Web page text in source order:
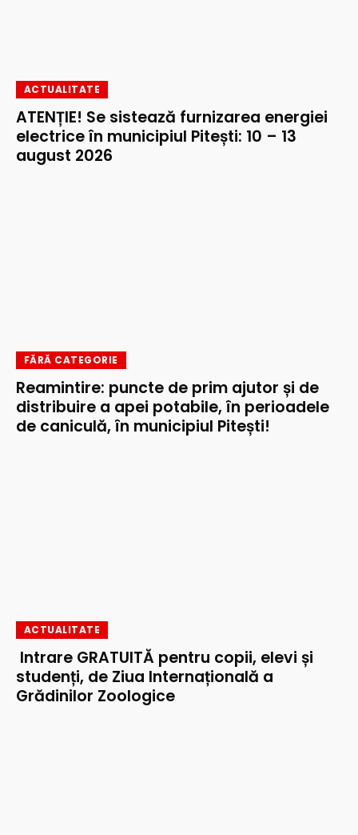
ACTUALITATE
ATENȚIE! Se sistează furnizarea energiei
electrice în municipiul Pitești: 10 – 13
august 2026
FĂRĂ CATEGORIE
Reamintire: puncte de prim ajutor și de
distribuire a apei potabile, în perioadele
de caniculă, în municipiul Pitești!
ACTUALITATE
Intrare GRATUITĂ pentru copii, elevi și
studenți, de Ziua Internațională a
Grădinilor Zoologice